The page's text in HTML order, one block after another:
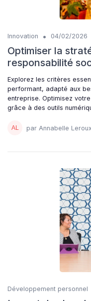
Innovation • 04/02/2026
Optimiser la
responsabilité
Explorez les critères
performant, adapté aux
entreprise. Optimisez
grâce à des outils
par Annabelle Leroux
Développement personnel